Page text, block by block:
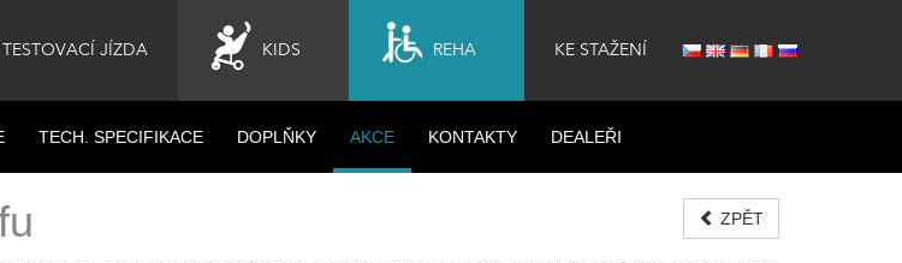
TESTOVACÍ JÍZDA KIDS REHA KE STAŽENÍ
TECH. SPECIFIKACE DOPLŇKY AKCE KONTAKTY DEALEŘI
ZPĚT